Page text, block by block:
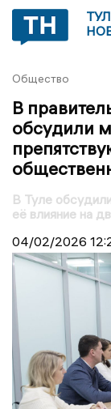
Общество
В
обсудили
В Туле
её влияние на
04/02/2026